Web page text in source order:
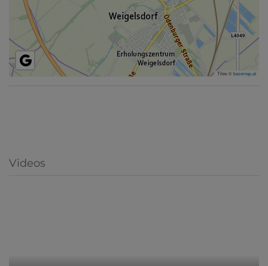
Tiles ©basemap.at
Videos